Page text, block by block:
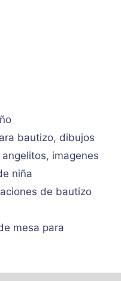
bautizo, dibujos
, imagenes
niña
de bautizo
mesa para